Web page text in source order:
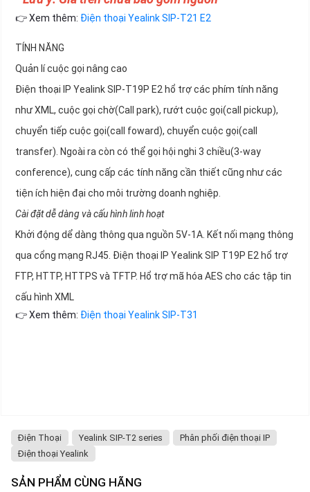
👉 Xem thêm: Điện thoại Yealink SIP-T21 E2
TÍNH NĂNG
Quản lí cuộc gọi nâng cao
Điện thoại IP Yealink SIP-T19P E2 hổ trợ các phím tính năng
như XML, cuộc gọi chờ(Call park), rướt cuộc gọi(call pickup),
chuyển tiếp cuộc gọi(call foward), chuyển cuộc gọi(call
transfer). Ngoài ra còn có thể gọi hội nghi 3 chiều(3-way
conference), cung cấp các tính năng cần thiết cũng như các
tiện ích hiện đại cho môi trường doanh nghiệp.
Cài đặt dễ dàng và cấu hình linh hoạt
Khởi động dể dàng thông qua nguồn 5V-1A. Kết nối mạng thông
qua cổng mạng RJ45. Điện thoại IP Yealink SIP T19P E2 hổ trợ
FTP, HTTP, HTTPS và TFTP. Hổ trợ mã hóa AES cho các tập tin
cấu hình XML
👉 Xem thêm: Điện thoại Yealink SIP-T31
Điện Thoại Yealink SIP-T2 series
Phân phối điện thoại IP
Điện thoại Yealink
SẢN PHẨM CÙNG HÃNG